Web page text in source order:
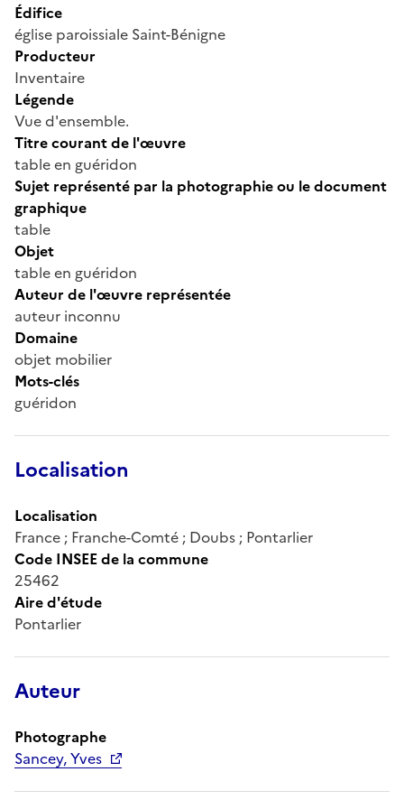
Édifice
église paroissiale Saint-Bénigne
Producteur
Inventaire
Légende
Vue d'ensemble.
Titre courant de l'œuvre
table en guéridon
Sujet représenté par la photographie ou le document
graphique
table
Objet
table en guéridon
Auteur de l'œuvre représentée
auteur inconnu
Domaine
objet mobilier
Mots-clés
guéridon
Localisation
Localisation
France ; Franche-Comté ; Doubs ; Pontarlier
Code INSEE de la commune
25462
Aire d'étude
Pontarlier
Auteur
Photographe
Sancey, Yves